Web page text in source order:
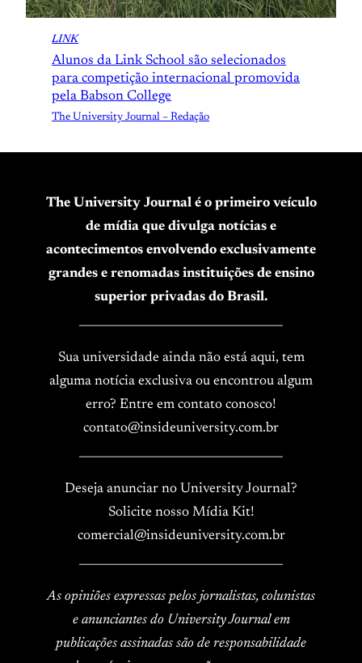
LINK
Alunos da Link School são selecionados
para competição internacional promovida
pela Babson College
The University Journal – Redação
The University Journal é o primeiro veículo
de mídia que divulga notícias e
acontecimentos envolvendo exclusivamente
grandes e renomadas instituições de ensino
superior privadas do Brasil.
Sua universidade ainda não está aqui, tem
alguma notícia exclusiva ou encontrou algum
erro? Entre em contato conosco!
contato@insideuniversity.com.br
Deseja anunciar no University Journal?
Solicite nosso Mídia Kit!
comercial@insideuniversity.com.br
As opiniões expressas pelos jornalistas, colunistas
e anunciantes do University Journal em
publicações assinadas são de responsabilidade